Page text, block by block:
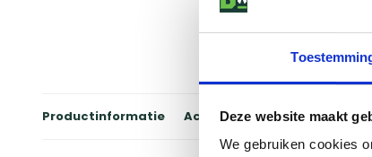
Deze website maakt
We gebruiken cookies
Productinformatie Accessoires Winkels